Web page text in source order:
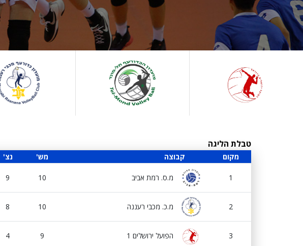
טבלת הליגה
'נצ 'מש קבוצה מקום
9 10 מ.ס. רמת אביב 1
8 10 מ.כ. מכבי רעננה 2
4 9 הפועל ירושלים 1 3